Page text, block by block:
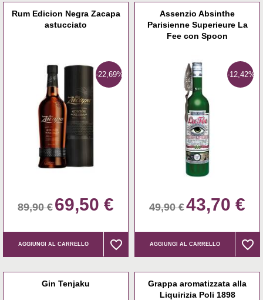
Rum Edicion Negra Zacapa
astucciato
-22,69%
89,90 € 69,50 €
AGGIUNGI AL CARRELLO favorite_border
favorite_border
Assenzio Absinthe
Parisienne Superieure La
Fee con Spoon
-12,42%
49,90 €43,70 €
AGGIUNGI AL CARRELLO favorite_border
favorite_border
Gin Tenjaku
Grappa aromatizzata alla
Liquirizia Poli 1898